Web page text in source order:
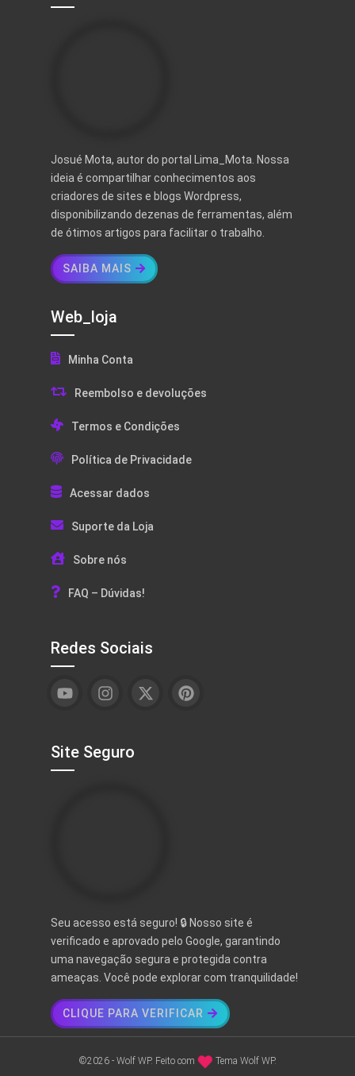
Josué Mota, autor do portal Lima_Mota. Nossa
ideia é compartilhar conhecimentos aos
criadores de sites e blogs Wordpress,
disponibilizando dezenas de ferramentas, além
de ótimos artigos para facilitar o trabalho.
SAIBA MAIS
Web_loja
Minha Conta
Reembolso e devoluções
Termos e Condições
Política de Privacidade
Acessar dados
Suporte da Loja
Sobre nós
FAQ – Dúvidas!
Redes Sociais
Site Seguro
Seu acesso está seguro! 🔒 Nosso site é
verificado e aprovado pelo Google, garantindo
uma navegação segura e protegida contra
ameaças. Você pode explorar com tranquilidade!
CLIQUE PARA VERIFICAR
©2026 - Wolf WP. Feito com Tema Wolf WP.